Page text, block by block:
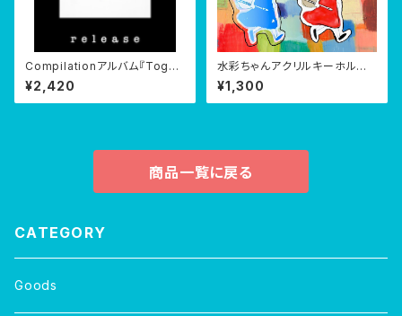
Compilationアルバム『Toget
her』
¥2,420
水彩ちゃんアクリルキーホルダ
ー
¥1,300
商品一覧に戻る
CATEGORY
Goods